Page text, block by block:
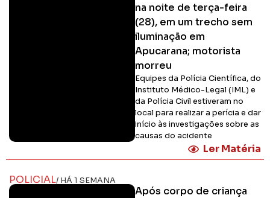
na noite de terça-feira
(28), em um trecho sem
iluminação em
Apucarana; motorista
morreu
Equipes da Polícia Científica, do
Instituto Médico-Legal (IML) e
da Polícia Civil estiveram no
local para realizar a perícia e dar
início às investigações sobre as
causas do acidente
Ler Matéria
POLICIAL/ HÁ 1 SEMANA
Após corpo de criança